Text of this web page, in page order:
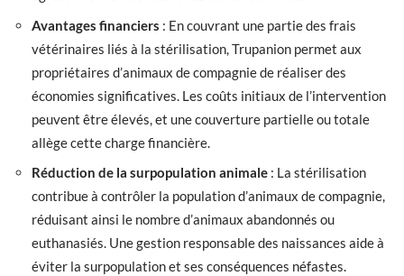
Avantages financiers : En couvrant une partie des frais
vétérinaires liés à la stérilisation, Trupanion permet aux
propriétaires d’animaux de compagnie de réaliser des
économies significatives. Les coûts initiaux de l’intervention
peuvent être élevés, et une couverture partielle ou totale
allège cette charge financière.
Réduction de la surpopulation animale : La stérilisation
contribue à contrôler la population d’animaux de compagnie,
réduisant ainsi le nombre d’animaux abandonnés ou
euthanasiés. Une gestion responsable des naissances aide à
éviter la surpopulation et ses conséquences néfastes.